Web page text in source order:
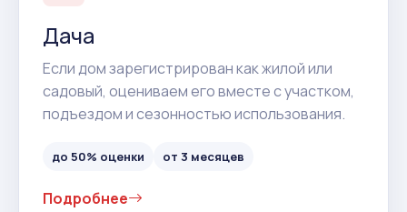
Дача
Если дом зарегистрирован как жилой или
садовый, оцениваем его вместе с участком,
подъездом и сезонностью использования.
до 50% оценки от 3 месяцев
Подробнее